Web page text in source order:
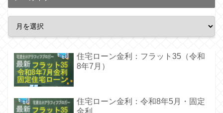
住宅ローン金利：フラット35（令和
8年7月）
住宅ローン金利：令和8年5月・固定
金利